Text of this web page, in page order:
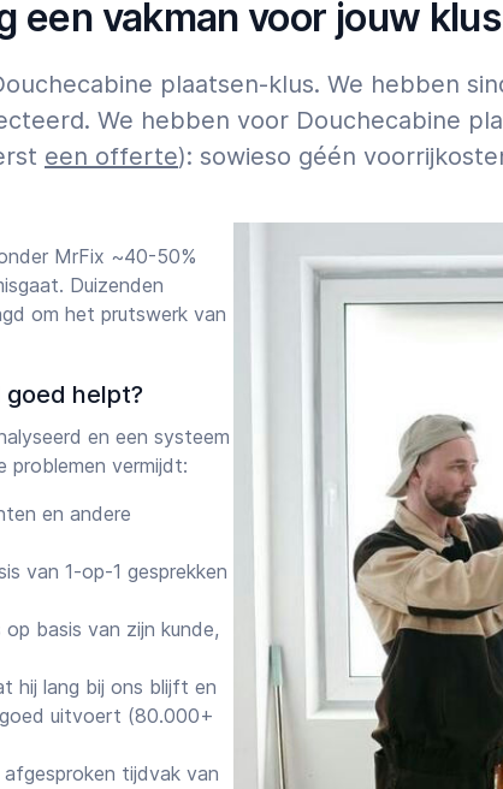
een vakman voor jouw klus
plaatsen-klus. We hebben
We hebben voor Douchecabine
een offerte): sowieso géén
MrFix ~40-50%
Duizenden
om het prutswerk van
goed helpt?
en een systeem
vermijdt:
en andere
van 1-op-1 gesprekken
basis van zijn kunde,
hij lang bij ons blijft en
uitvoert (80.000+
tijdvak van